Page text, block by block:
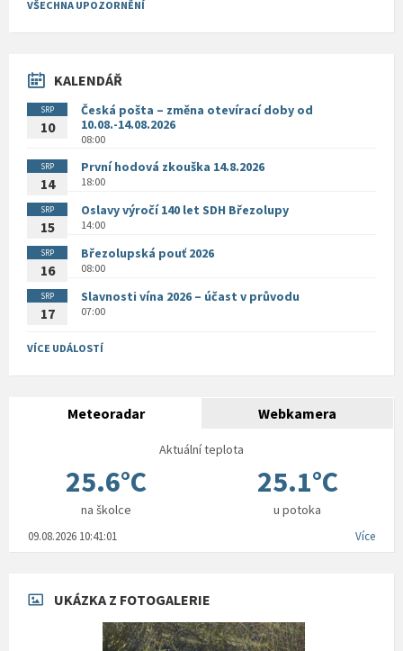
VŠECHNA UPOZORNĚNÍ
KALENDÁŘ
SRP
10
Česká pošta – změna otevírací doby od
10.08.-14.08.2026
08:00
SRP
14
První hodová zkouška 14.8.2026
18:00
SRP
15
Oslavy výročí 140 let SDH Březolupy
14:00
SRP
16
Březolupská pouť 2026
08:00
SRP
17
Slavnosti vína 2026 – účast v průvodu
07:00
VÍCE UDÁLOSTÍ
Meteoradar Webkamera
Aktuální teplota
25.6°C 25.1°C
na školce u potoka
09.08.2026 10:41:01 Více
UKÁZKA Z FOTOGALERIE